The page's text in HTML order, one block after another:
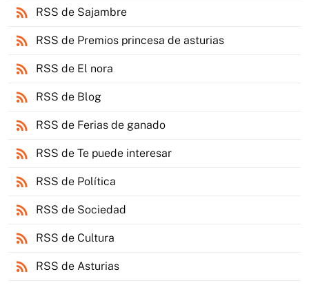
rss_feed RSS de Sajambre
rss_feed RSS de Premios princesa de asturias
rss_feed RSS de El nora
rss_feed RSS de Blog
rss_feed RSS de Ferias de ganado
rss_feed RSS de Te puede interesar
rss_feed RSS de Política
rss_feed RSS de Sociedad
rss_feed RSS de Cultura
rss_feed RSS de Asturias